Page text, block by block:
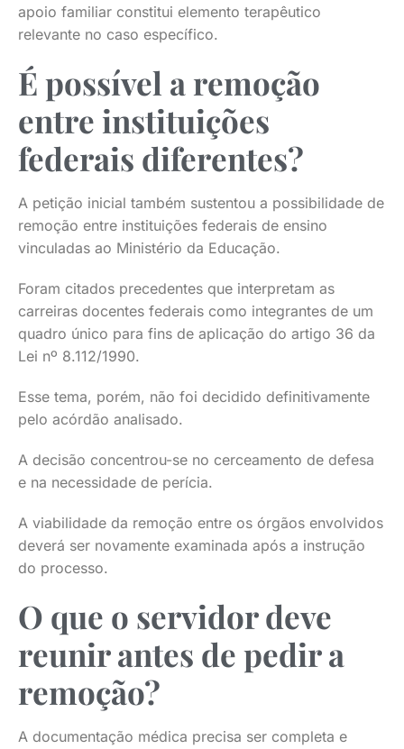
apoio familiar constitui elemento terapêutico
relevante no caso específico.
É possível a remoção
entre instituições
federais diferentes?
A petição inicial também sustentou a possibilidade de
remoção entre instituições federais de ensino
vinculadas ao Ministério da Educação.
Foram citados precedentes que interpretam as
carreiras docentes federais como integrantes de um
quadro único para fins de aplicação do artigo 36 da
Lei nº 8.112/1990.
Esse tema, porém, não foi decidido definitivamente
pelo acórdão analisado.
A decisão concentrou-se no cerceamento de defesa
e na necessidade de perícia.
A viabilidade da remoção entre os órgãos envolvidos
deverá ser novamente examinada após a instrução
do processo.
O que o servidor deve
reunir antes de pedir a
remoção?
A documentação médica precisa ser completa e